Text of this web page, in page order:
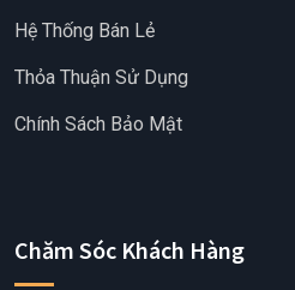
Hệ Thống Bán Lẻ
Thỏa Thuận Sử Dụng
Chính Sách Bảo Mật
Chăm Sóc Khách Hàng